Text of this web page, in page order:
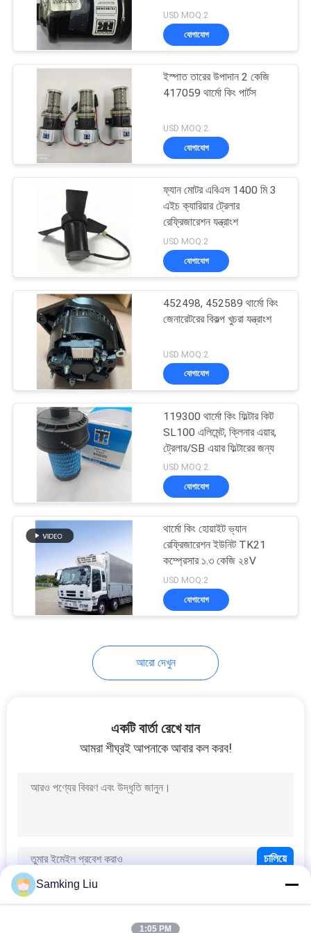
ক্যারিয়ার রেফ্রিজারেশন
যন্ত্রাংশ
104
থার্মো কিং রেফ্রিজারেটেড
ট্রাক
থার্মো কিং টি সিরিজ
ইসুজু ফ্রিজ ট্রাক
আধা ট্রেলার রেফ্রিজারেশন
ইউনিট
USD MOQ:2
যোগাযোগ
ইস্পাত তারের উপাদান 2 কেজি
417059 থার্মো কিং পার্টস
USD MOQ:2
যোগাযোগ
ফ্যান মোটর এবিএস 1400 মি 3
এইচ ক্যারিয়ার ট্রেলার
রেফ্রিজারেশন যন্ত্রাংশ
USD MOQ:2
যোগাযোগ
452498, 452589 থার্মো কিং
জেনারেটরের বিকল্প খুচরা যন্ত্রাংশ
USD MOQ:2
যোগাযোগ
119300 থার্মো কিং ফিল্টার কিট
SL100 এলিমেন্ট, ক্লিনার এয়ার,
ট্রেলার/SB এয়ার ফিল্টারের জন্য
USD MOQ:2
যোগাযোগ
থার্মো কিং হোয়াইট ভ্যান
রেফ্রিজারেশন ইউনিট TK21
কম্প্রেসার ১.৩ কেজি ২৪V
USD MOQ:2
যোগাযোগ
আরো দেখুন
একটি বার্তা রেখে যান
আমরা শীঘ্রই আপনাকে আবার কল করব!
Samking Liu
1:05 PM